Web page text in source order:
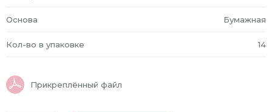
Основа Бумажная
Кол-во в упаковке 14
Прикреплённый файл